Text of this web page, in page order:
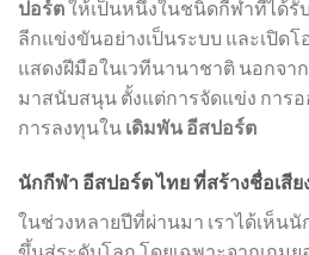
ปอร์ตให้เป็นหนึ่งในชนิดกีฬาที่ได้รั
ลีกแข่งขันอย่างเป็นระบบ และเปิด
แสดงฝีมือในเวทีนานาชาติ นอกจา
มาสนับสนุน ตั้งแต่การจัดแข่ง การ
การลงทุนใน เดิมพัน อีสปอร์ต
นักกีฬา อีสปอร์ต ไทย ที่สร้างชื่อเสีย
ในช่วงหลายปีที่ผ่านมา เราได้เห็นนั